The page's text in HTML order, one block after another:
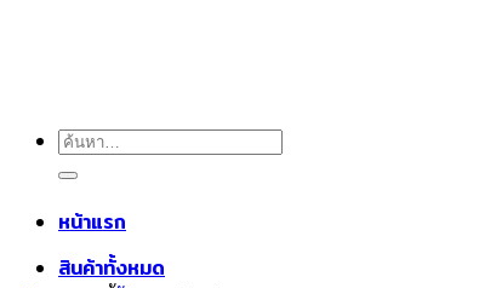
ค้นหา:
หน้าแรก
สินค้าทั้งหมด